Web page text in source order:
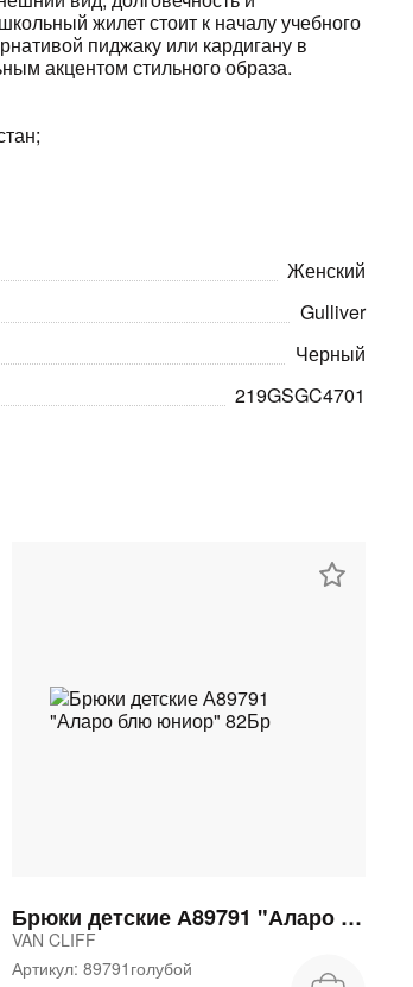
жилет стоит к началу учебного
пиджаку или кардигану в
акцентом стильного образа.
Женский
Gulliver
Черный
219GSGC4701
Брюки детские А89791 "Аларо блю юниор" 82Бр
VAN CLIFF
Артикул: 89791голубой